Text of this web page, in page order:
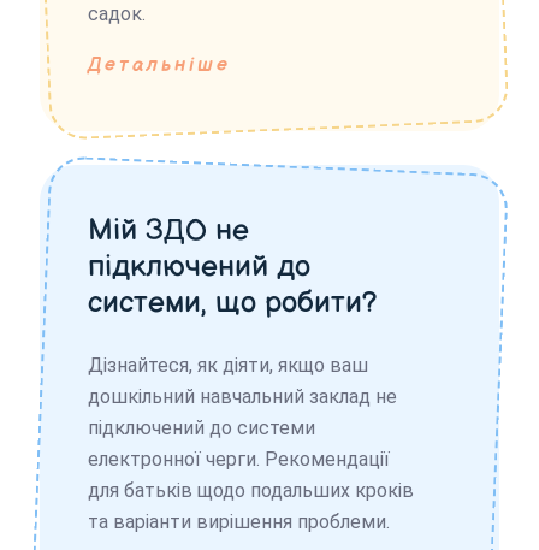
садок.
Детальніше
Мій ЗДО не
підключений до
системи, що робити?
Дізнайтеся, як діяти, якщо ваш
дошкільний навчальний заклад не
підключений до системи
електронної черги. Рекомендації
для батьків щодо подальших кроків
та варіанти вирішення проблеми.